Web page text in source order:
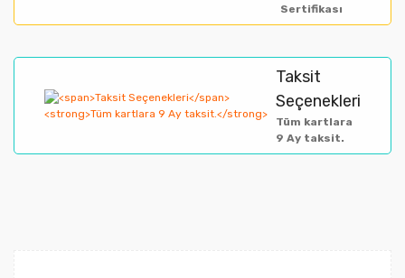
Gönder
Sertifikası
Taksit
Seçenekleri
Tüm kartlara
9 Ay taksit.